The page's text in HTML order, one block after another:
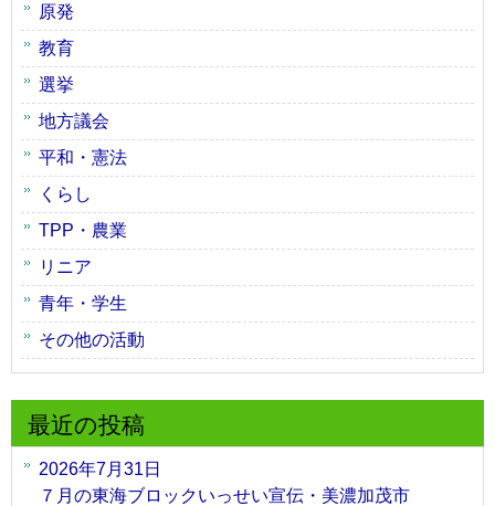
原発
教育
選挙
地方議会
平和・憲法
くらし
TPP・農業
リニア
青年・学生
その他の活動
最近の投稿
2026年7月31日
７月の東海ブロックいっせい宣伝・美濃加茂市